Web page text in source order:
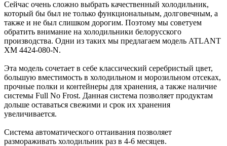
Сейчас очень сложно выбрать качественный холодильник,
который бы был не только функциональным, долговечным, а
также и не был слишком дорогим. Поэтому мы советуем
обратить внимание на холодильники белорусского
производства. Одни из таких мы предлагаем модель ATLANT
ХМ 4424-080-N.
Эта модель сочетает в себе классический серебристый цвет,
большую вместимость в холодильном и морозильном отсеках,
прочные полки и контейнеры для хранения, а также наличие
системы Full No Frost. Данная система позволяет продуктам
дольше оставаться свежими и срок их хранения
увеличивается.
Система автоматического оттаивания позволяет
размораживать холодильник раз в 4-6 месяцев.